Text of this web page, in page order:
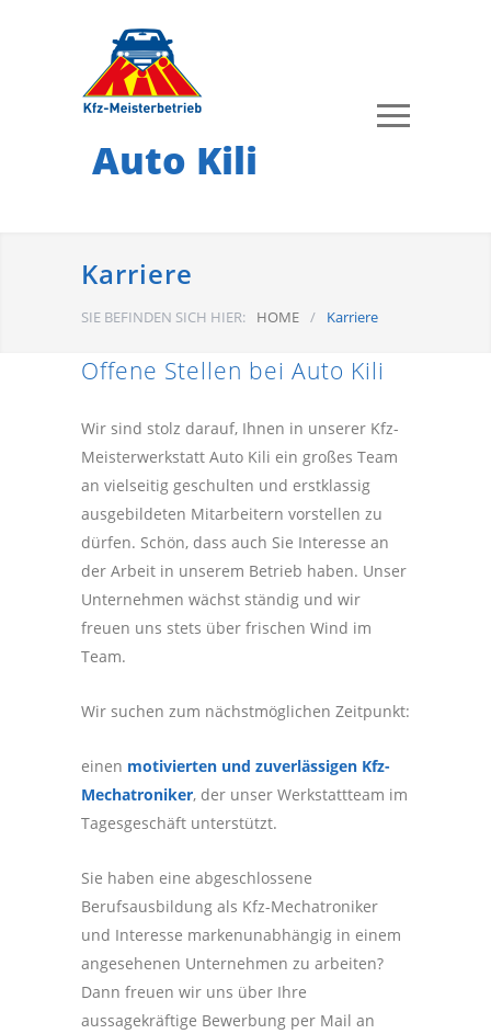
Auto Kili
Karriere
SIE BEFINDEN SICH HIER: HOME / Karriere
Offene Stellen bei Auto Kili
Wir sind stolz darauf, Ihnen in unserer Kfz-
Meisterwerkstatt Auto Kili ein großes Team
an vielseitig geschulten und erstklassig
ausgebildeten Mitarbeitern vorstellen zu
dürfen. Schön, dass auch Sie Interesse an
der Arbeit in unserem Betrieb haben. Unser
Unternehmen wächst ständig und wir
freuen uns stets über frischen Wind im
Team.
Wir suchen zum nächstmöglichen Zeitpunkt:
einen motivierten und zuverlässigen Kfz-
Mechatroniker, der unser Werkstattteam im
Tagesgeschäft unterstützt.
Sie haben eine abgeschlossene
Berufsausbildung als Kfz-Mechatroniker
und Interesse markenunabhängig in einem
angesehenen Unternehmen zu arbeiten?
Dann freuen wir uns über Ihre
aussagekräftige Bewerbung per Mail an